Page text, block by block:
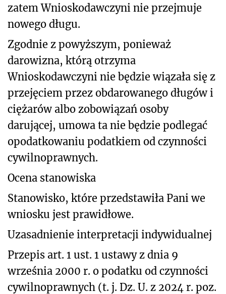
zatem Wnioskodawczyni nie przejmuje
nowego długu.
Zgodnie z powyższym, ponieważ
darowizna, którą otrzyma
Wnioskodawczyni nie będzie wiązała się z
przejęciem przez obdarowanego długów i
ciężarów albo zobowiązań osoby
darującej, umowa ta nie będzie podlegać
opodatkowaniu podatkiem od czynności
cywilnoprawnych.
Ocena stanowiska
Stanowisko, które przedstawiła Pani we
wniosku jest prawidłowe.
Uzasadnienie interpretacji indywidualnej
Przepis art. 1 ust. 1 ustawy z dnia 9
września 2000 r. o podatku od czynności
cywilnoprawnych (t. j. Dz. U. z 2024 r. poz.